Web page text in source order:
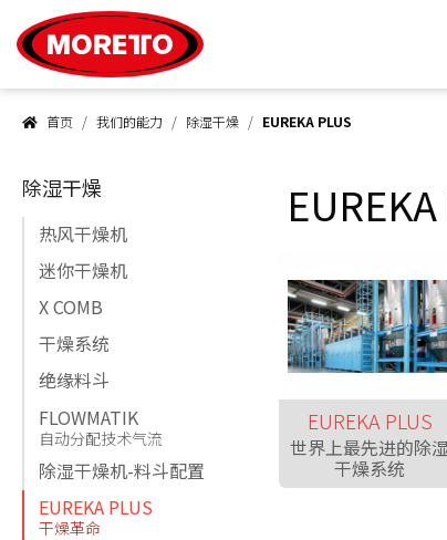
首页 我们的能力 除湿干燥 EUREKA PLUS
EUREKA PLUS
世界上最先进的除湿
干燥系统
除湿干燥
热风干燥机
迷你干燥机
X COMB
干燥系统
绝缘料斗
FLOWMATIK
自动分配技术气流
除湿干燥机-料斗配置
EUREKA PLUS
干燥革命